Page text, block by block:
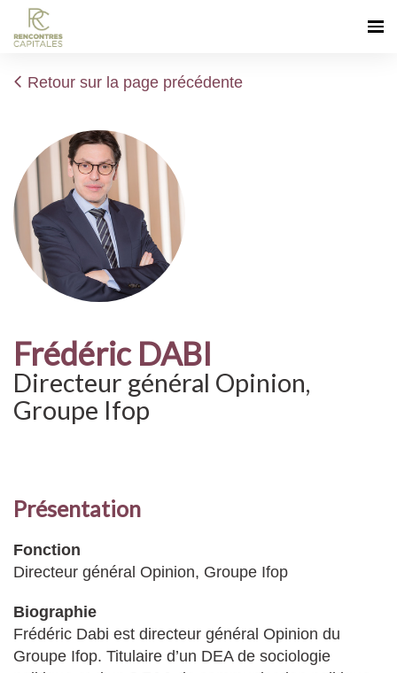
Retour sur la page précédente
Frédéric DABI
Directeur général Opinion,
Groupe Ifop
Présentation
Fonction
Directeur général Opinion, Groupe Ifop
Biographie
Frédéric Dabi est directeur général Opinion du
Groupe Ifop. Titulaire d’un DEA de sociologie